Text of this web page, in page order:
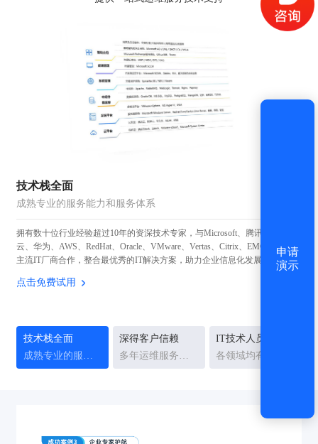
技术栈全面
成熟专业的服务能力和服务体系
拥有数十位行业经验超过10年的资深技术专家，与Microsoft、腾讯、阿里
云、华为、AWS、RedHat、Oracle、VMware、Vertas、Citrix、EMC等国内外
主流IT厂商合作，整合最优秀的IT解决方案，助力企业信息化发展。
点击免费试用
技术栈全面
深得客户信赖
IT技术人员稳定
获取验证码
登录
立即注册
申请
演示